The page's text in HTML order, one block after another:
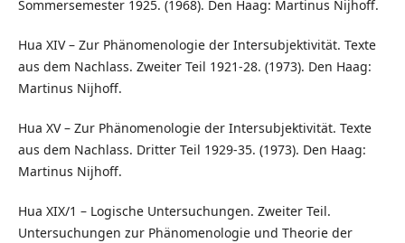
Sommersemester 1925. (1968). Den Haag: Martinus Nijhoff.
Hua XIV – Zur Phänomenologie der Intersubjektivität. Texte
aus dem Nachlass. Zweiter Teil 1921-28. (1973). Den Haag:
Martinus Nijhoff.
Hua XV – Zur Phänomenologie der Intersubjektivität. Texte
aus dem Nachlass. Dritter Teil 1929-35. (1973). Den Haag:
Martinus Nijhoff.
Hua XIX/1 – Logische Untersuchungen. Zweiter Teil.
Untersuchungen zur Phänomenologie und Theorie der